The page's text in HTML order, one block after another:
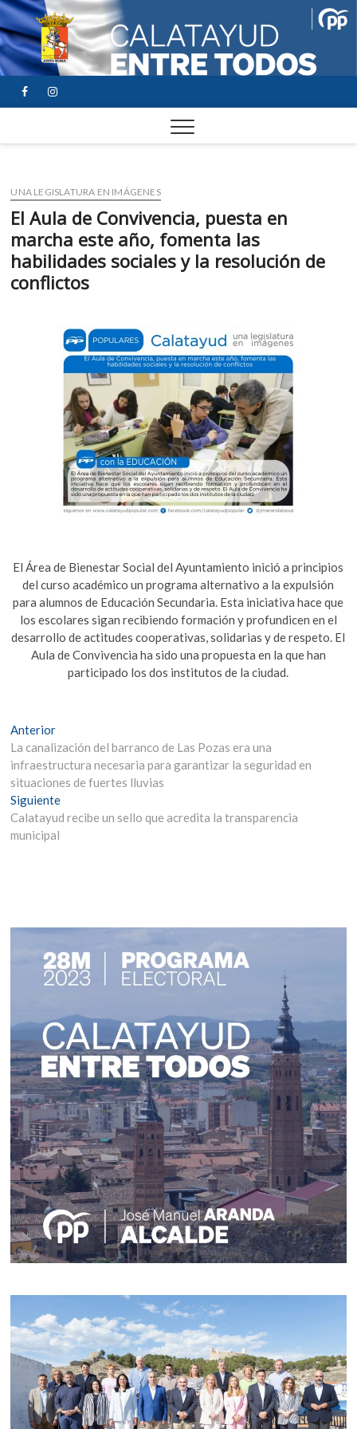
FACEBOOK
YOUTUBE
INSTAGRAM
UNA LEGISLATURA EN IMÁGENES
El Aula de Convivencia, puesta en
marcha este año, fomenta las
habilidades sociales y la resolución de
conflictos
El Área de Bienestar Social del Ayuntamiento inició a principios
del curso académico un programa alternativo a la expulsión
para alumnos de Educación Secundaria. Esta iniciativa hace que
los escolares sigan recibiendo formación y profundicen en el
desarrollo de actitudes cooperativas, solidarias y de respeto. El
Aula de Convivencia ha sido una propuesta en la que han
participado los dos institutos de la ciudad.
Navegación
de
entradas
AnteriorEntrada
anterior:
La canalización del barranco de Las Pozas era una
infraestructura necesaria para garantizar la seguridad en
situaciones de fuertes lluvias
SiguienteEntrada
siguiente:
Calatayud recibe un sello que acredita la transparencia
municipal